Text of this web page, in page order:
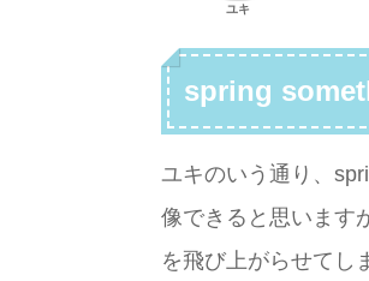
ユキ
spring
ユキのいう通り、
像できると思います
を飛び上がらせてし